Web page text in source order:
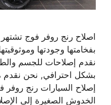
اصلاح رنج روفر فوج
بفخامتها وجودتها
نقدم إصلاحات للجسم
بشكل احترافي, نحن
إصلاح السيارات رنج
الخدوش الصغيرة إلى